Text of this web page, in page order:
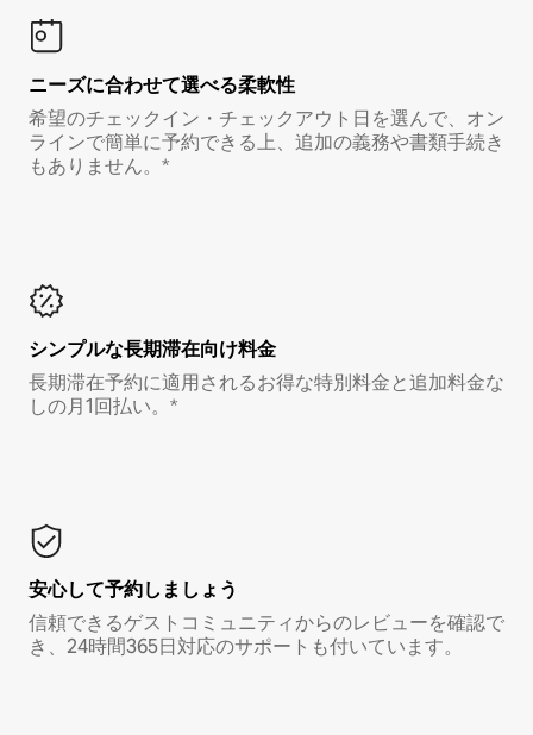
ニーズに合わせて選べる柔軟性
希望のチェックイン・チェックアウト日を選んで、オン
ラインで簡単に予約できる上、追加の義務や書類手続き
もありません。*
シンプルな長期滞在向け料金
長期滞在予約に適用されるお得な特別料金と追加料金な
しの月1回払い。*
安心して予約しましょう
信頼できるゲストコミュニティからのレビューを確認で
き、24時間365日対応のサポートも付いています。